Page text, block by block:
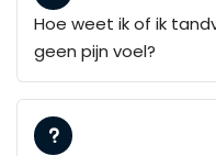
Hoe weet ik of ik
geen pijn voel?